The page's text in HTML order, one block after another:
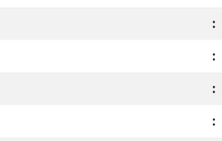
:
:
:
: